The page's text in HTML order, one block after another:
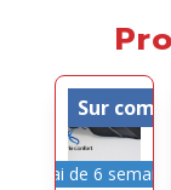
Sur
Délai de 6